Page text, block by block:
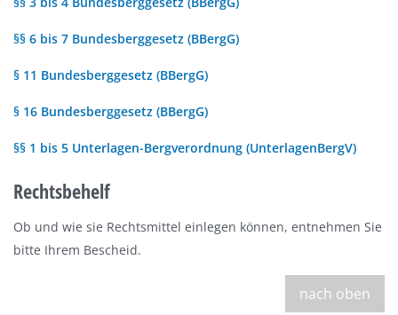
§§ 6 bis 7 Bundesberggesetz (BBergG)
§ 11 Bundesberggesetz (BBergG)
§ 16 Bundesberggesetz (BBergG)
§§ 1 bis 5 Unterlagen-Bergverordnung (UnterlagenBergV)
Rechtsbehelf
Ob und wie sie Rechtsmittel einlegen können, entnehmen Sie
bitte Ihrem Bescheid.
nach oben